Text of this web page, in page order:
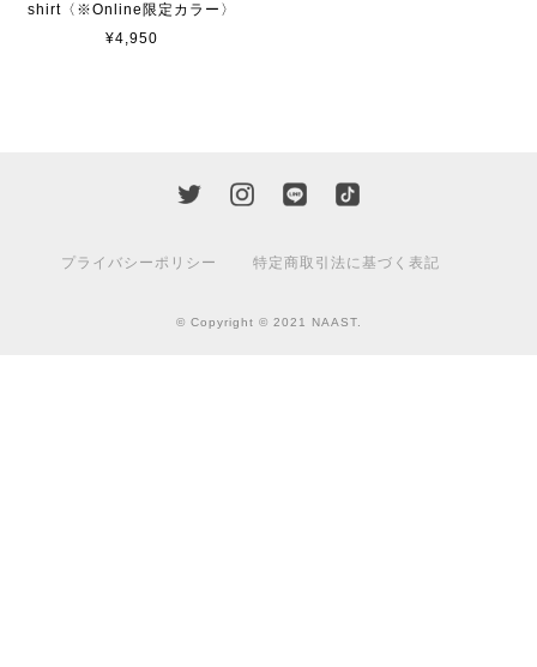
shirt〈※Online限定カラー〉
¥4,950
プライバシーポリシー 特定商取引法に基づく表記
© Copyright © 2021 NAAST.